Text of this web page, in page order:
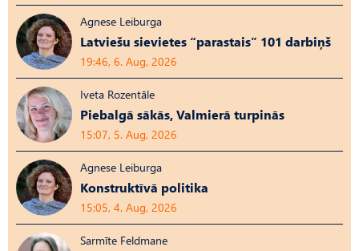
Agnese Leiburga
Latviešu sievietes “parastais” 101 darbiņš
19:46, 6. Aug, 2026
Iveta Rozentāle
Piebalgā sākās, Valmierā turpinās
15:07, 5. Aug, 2026
Agnese Leiburga
Konstruktīvā politika
15:05, 4. Aug, 2026
Sarmīte Feldmane